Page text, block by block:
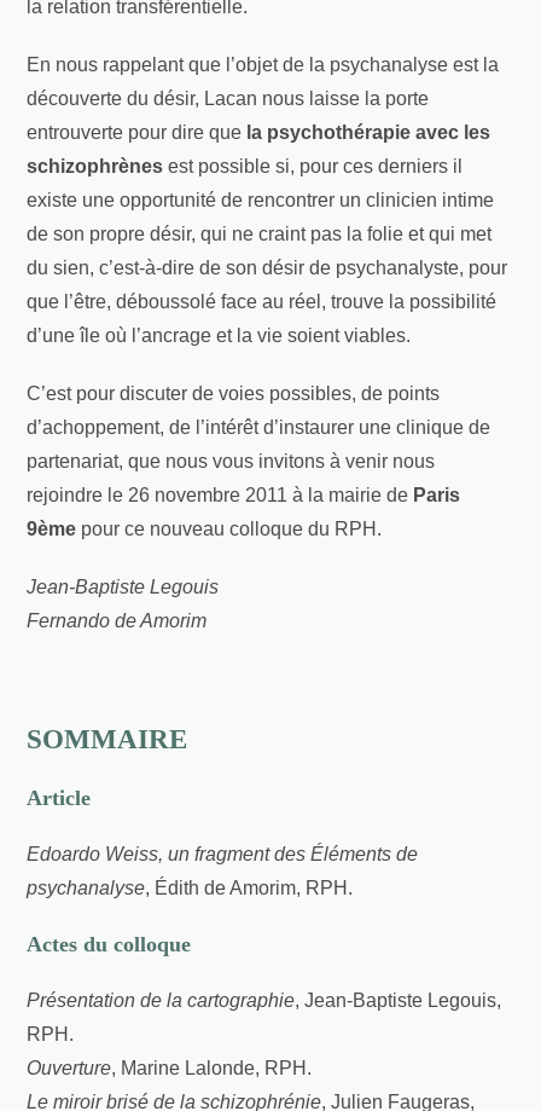
la relation transférentielle.
En nous rappelant que l’objet de la psychanalyse est la
découverte du désir, Lacan nous laisse la porte
entrouverte pour dire que la psychothérapie avec les
schizophrènes est possible si, pour ces derniers il
existe une opportunité de rencontrer un clinicien intime
de son propre désir, qui ne craint pas la folie et qui met
du sien, c’est-à-dire de son désir de psychanalyste, pour
que l’être, déboussolé face au réel, trouve la possibilité
d’une île où l’ancrage et la vie soient viables.
C’est pour discuter de voies possibles, de points
d’achoppement, de l’intérêt d’instaurer une clinique de
partenariat, que nous vous invitons à venir nous
rejoindre le 26 novembre 2011 à la mairie de Paris
9ème pour ce nouveau colloque du RPH.
Jean-Baptiste Legouis
Fernando de Amorim
SOMMAIRE
Article
Edoardo Weiss, un fragment des Éléments de
psychanalyse, Édith de Amorim, RPH.
Actes du colloque
Présentation de la cartographie, Jean-Baptiste Legouis,
RPH.
Ouverture, Marine Lalonde, RPH.
Le miroir brisé de la schizophrénie, Julien Faugeras,